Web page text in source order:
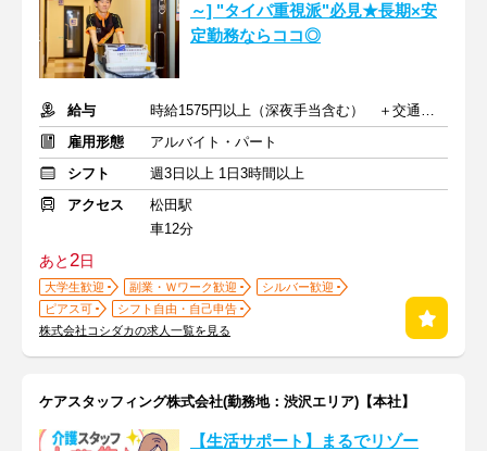
～] "タイパ重視派"必見★長期×安
定勤務ならココ◎
給与
時給1575円以上（深夜手当含む） ＋交通費支給
雇用形態
アルバイト・パート
シフト
週3日以上 1日3時間以上
アクセス
松田駅
車12分
あと2日
大学生歓迎 副業・Ｗワーク歓迎
シルバー歓迎
ピアス可
シフト自由・自己申告
株式会社コシダカの求人一覧を見る
ケアスタッフィング株式会社(勤務地：渋沢エリア)【本社】
【生活サポート】まるでリゾー